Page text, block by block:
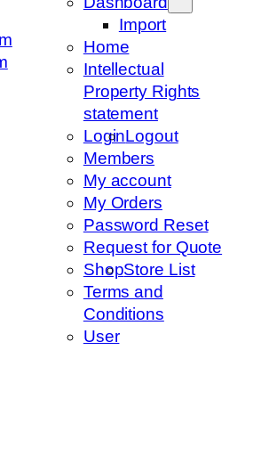
Import
Home
Intellectual
Property Rights
statement
LoginLogout
Members
My account
My Orders
Password Reset
Request for Quote
ShopStore List
Terms and
Conditions
User